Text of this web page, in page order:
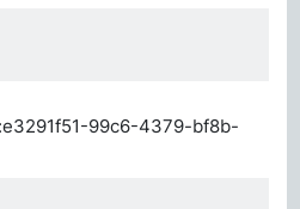
99c6-4379-bf8b-